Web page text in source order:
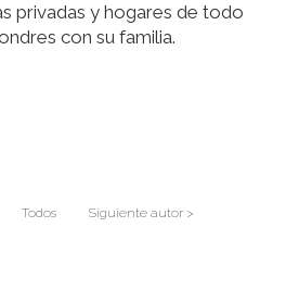
privadas y hogares de todo
con su familia.
Todos Siguiente autor >